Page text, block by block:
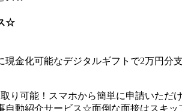
☆
金化可能なデジタルギフトで2万円分
り可能！スマホから簡単に申請いただ
動紹介サービス☆面倒な面接はスキ